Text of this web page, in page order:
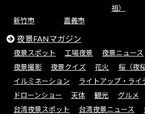
祖）
新竹市 嘉義市
夜景FANマガジン
夜景スポット 工場夜景 夜景ニュース
夜景撮影
夜景クイズ 花火
桜（夜
イルミネーション
ライトアップ・ライ
ドローンショー
天体 観光 グルメ
台湾夜景スポット
台湾夜景ニュース